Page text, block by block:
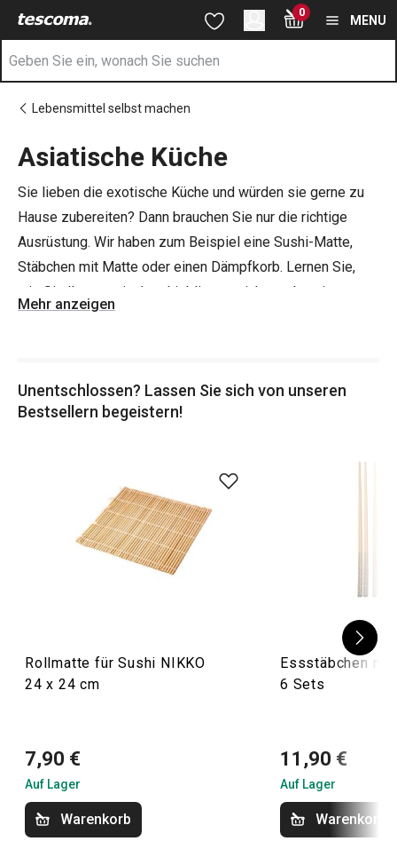
Sie befinden sich auf der Asiatische Küche Seite
Zum Hauptinhalt springen
Zur Suche springen
Zur Navigation springen 0
MENU
Lebensmittel selbst machen
Asiatische Küche
Sie lieben die exotische Küche und würden sie gerne zu
Hause zubereiten? Dann brauchen Sie nur die richtige
Ausrüstung. Wir haben zum Beispiel eine Sushi-Matte,
Stäbchen mit Matte oder einen Dämpfkorb. Lernen Sie,
wie Sie Ihre exotischen Lieblingsgerichte zubereiten
können. Und welche anderen Küchenutensilien werden Sie
Messer zum Schneiden von Gemüse, Obstund sogar
Bambus. Werden Sie selbst ein Meister der asiatischen
Mehr anzeigen
Unentschlossen? Lassen Sie sich von unseren
Bestsellern begeistern!
Rollmatte für Sushi NIKKO
24 x 24 cm
7,90 €
Auf Lager
Warenkorb
Essstäbchen mit
6 Sets
11,90 €
Auf Lager
Warenkorb